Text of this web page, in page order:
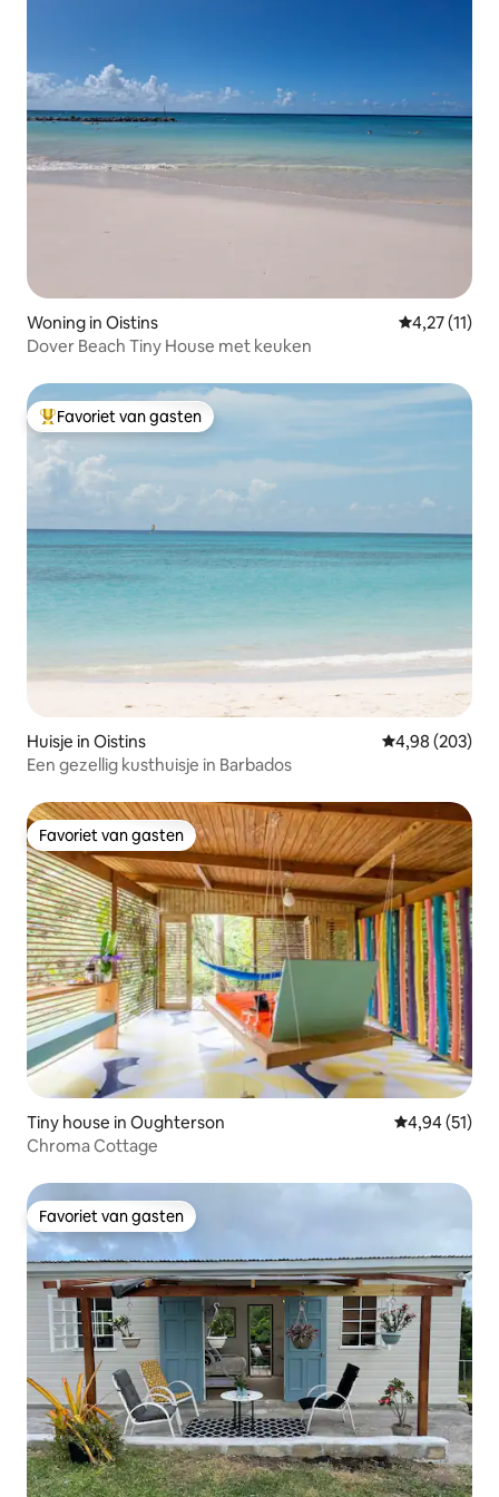
Woning in Oistins Gemiddelde
4,27 (11)
Dover Beach Tiny House met keuken
Topfavoriet van gasten
Favoriet van gasten
Huisje in Oistins Gemiddelde
4,98 (203)
Een gezellig kusthuisje in Barbados
Favoriet van gasten
Favoriet van gasten
Tiny house in Oughterson Gemiddelde
4,94 (51)
Chroma Cottage
Favoriet van gasten
Favoriet van gasten